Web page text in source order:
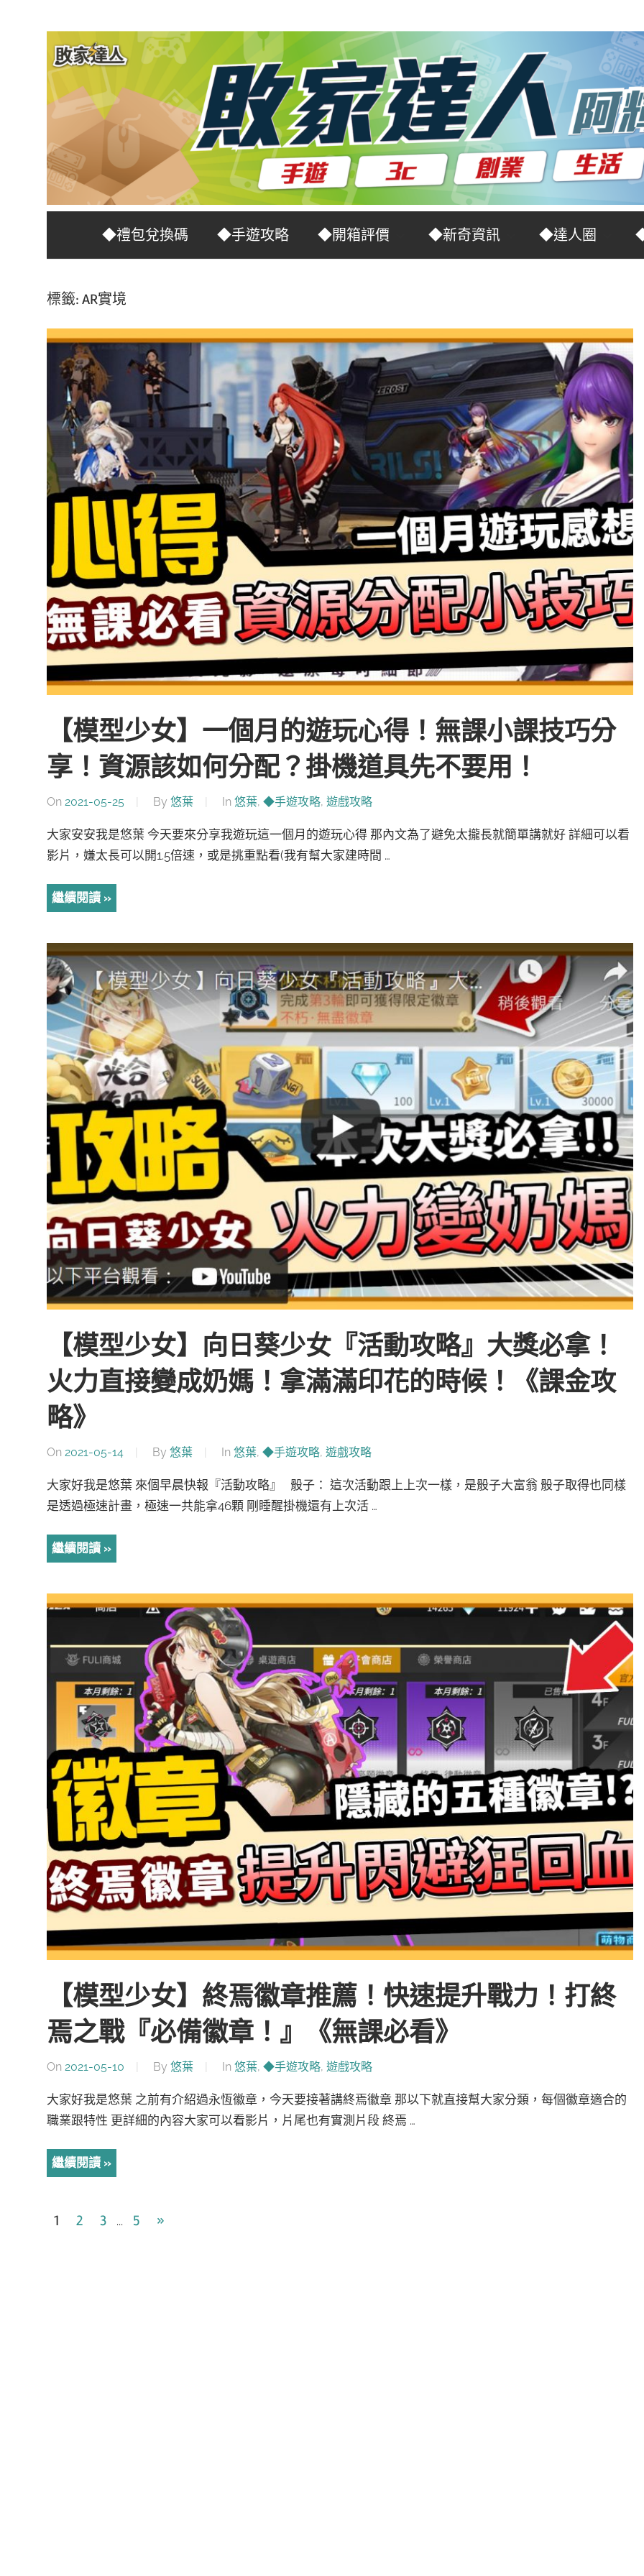
家
達
人
推
薦
No.1
戲
科
技
體。
◆禮包兌換碼 ◆手遊攻略 ◆開箱評價 ◆新奇資訊 ◆達人圈
標籤: AR實境
【模型少女】一個月的遊玩心得！無課小課技巧分
享！資源該如何分配？掛機道具先不要用！
On 2021-05-25 By 悠葉 In 悠葉, ◆手遊攻略, 遊戲攻略
大家安安我是悠葉 今天要來分享我遊玩這一個月的遊玩心得 那內文為了避免太攏長就簡單講就好 詳細可以看
影片，嫌太長可以開1.5倍速，或是挑重點看(我有幫大家建時間 …
繼續閱讀
【模型少女】向日葵少女『活動攻略』大獎必拿！
火力直接變成奶媽！拿滿滿印花的時候！《課金攻
略》
On 2021-05-14 By 悠葉 In 悠葉, ◆手遊攻略, 遊戲攻略
大家好我是悠葉 來個早晨快報『活動攻略』 骰子： 這次活動跟上上次一樣，是骰子大富翁 骰子取得也同樣
是透過極速計畫，極速一共能拿46顆 剛睡醒掛機還有上次活 …
繼續閱讀
【模型少女】終焉徽章推薦！快速提升戰力！打終
焉之戰『必備徽章！』《無課必看》
On 2021-05-10 By 悠葉 In 悠葉, ◆手遊攻略, 遊戲攻略
大家好我是悠葉 之前有介紹過永恆徽章，今天要接著講終焉徽章 那以下就直接幫大家分類，每個徽章適合的
職業跟特性 更詳細的內容大家可以看影片，片尾也有實測片段 終焉 …
繼續閱讀
文
1 2 3 ... 5
Next
»